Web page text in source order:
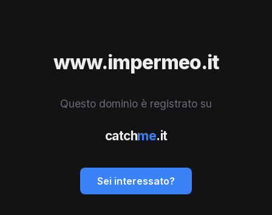
www.impermeo.it
Questo dominio è registrato su
catchme.it
Sei interessato?